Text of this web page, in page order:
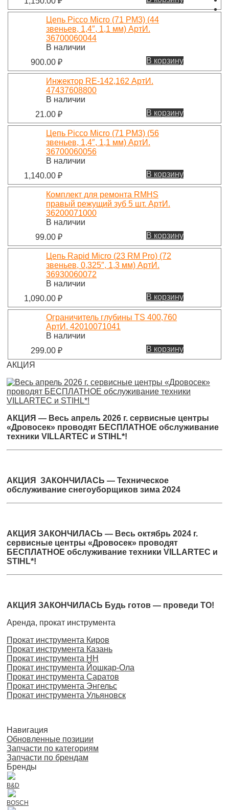
Цепь Picco Micro (71 PM3) (44
звеньев, 1,4″, 1,1 мм) АртИ.
36700060044
В наличии
900.00 ₽ В корзину
Инжектор RE-142,162 АртИ.
47437608800
В наличии
21.00 ₽ В корзину
Цепь Picco Micro (71 PM3) (56
звеньев, 1,4″, 1,1 мм) АртИ.
36700060056
В наличии
1,140.00 ₽ В корзину
Комплект для ремонта RMHS
правый режущий зуб 5 шт. АртИ.
36200071000
В наличии
99.00 ₽ В корзину
Цепь Rapid Micro (23 RM Pro) (72
звеньев, 0,325″, 1,3 мм) АртИ.
36930060072
В наличии
1,090.00 ₽ В корзину
Ограничитель глубины TS 400,760
АртИ. 42010071041
В наличии
299.00 ₽
В корзину
АКЦИЯ
АКЦИЯ — Весь апрель 2026 г. сервисные центры
«Дровосек» проводят БЕСПЛАТНОЕ обслуживание
техники VILLARTEC и STIHL*!
АКЦИЯ ЗАКОНЧИЛАСЬ — Техническое
обслуживание снегоуборщиков зима 2024
АКЦИЯ ЗАКОНЧИЛАСЬ — Весь октябрь 2024 г.
сервисные центры «Дровосек» проводят
БЕСПЛАТНОЕ обслуживание техники VILLARTEC и
STIHL*!
АКЦИЯ ЗАКОНЧИЛАСЬ Будь готов — проведи ТО!
Аренда, прокат инструмента
Прокат инструмента Киров
Прокат инструмента Казань
Прокат инструмента НН
Прокат инструмента Йошкар-Ола
Прокат инструмента Саратов
Прокат инструмента Энгельс
Прокат инструмента Ульяновск
Навигация
Обновленные позиции
Запчасти по категориям
Запчасти по брендам
Бренды
B&D
BOSCH